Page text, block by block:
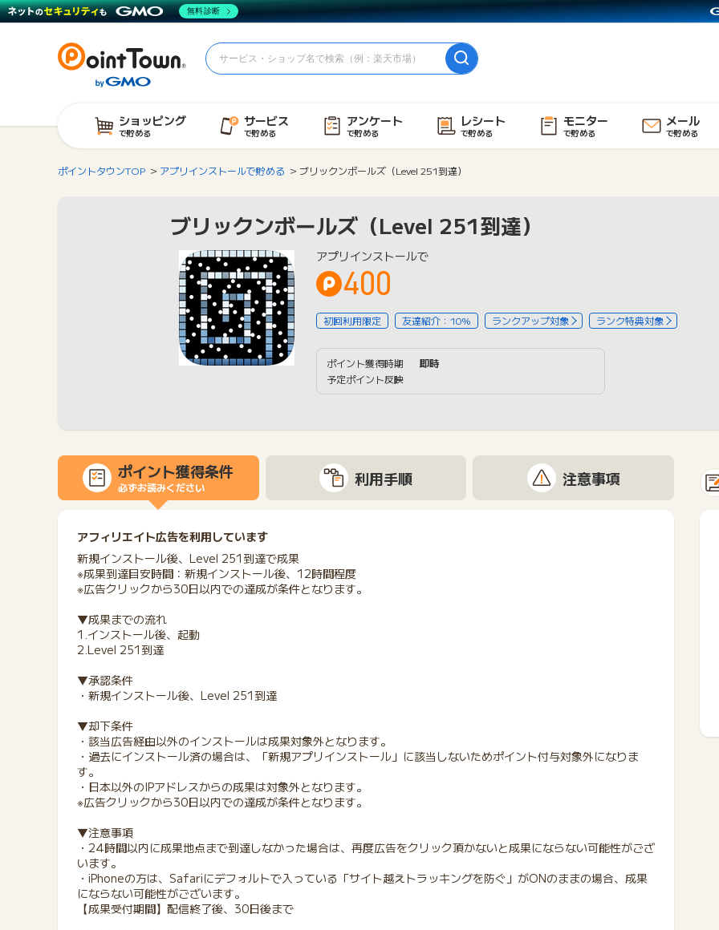
ショッピング
で貯める
サービス
で貯める
アンケート
で貯める
レシート
で貯める
モニター
で貯める
メール
で貯める
ポイントタウンTOP アプリインストールで貯める ブリックンボールズ（Level 251到達）
ブリックンボールズ（Level 251到達）
アプリインストールで
400
初回利用限定 友達紹介：10% ランクアップ対象 ランク特典対象
ポイント獲得時期
即時
予定ポイント反映
ポイント獲得条件
必ずお読みください 利用手順 注意事項
アフィリエイト広告を利用しています
新規インストール後、Level 251到達で成果
※成果到達目安時間：新規インストール後、12時間程度
※広告クリックから30日以内での達成が条件となります。
▼成果までの流れ
1.インストール後、起動
2.Level 251到達
▼承認条件
・新規インストール後、Level 251到達
▼却下条件
・該当広告経由以外のインストールは成果対象外となります。
・過去にインストール済の場合は、「新規アプリインストール」に該当しないためポイント付与対象外になりま
す。
・日本以外のIPアドレスからの成果は対象外となります。
※広告クリックから30日以内での達成が条件となります。
▼注意事項
・24時間以内に成果地点まで到達しなかった場合は、再度広告をクリック頂かないと成果にならない可能性がござ
います。
・iPhoneの方は、Safariにデフォルトで入っている「サイト越えトラッキングを防ぐ」がONのままの場合、成果
にならない可能性がございます。
【成果受付期間】配信終了後、30日後まで
無料診断